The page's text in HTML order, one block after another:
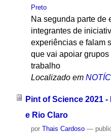
Preto
Na segunda parte de
integrantes de
experiências e falam
que vai apoiar
trabalho
Localizado em
Pint of Science 2021
e Rio Claro
por Thais Cardoso —